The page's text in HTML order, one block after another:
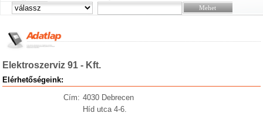
Elektroszerviz 91 - Kft.
Elérhetőségeink:
Cím: 4030 Debrecen
Híd utca 4-6.